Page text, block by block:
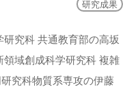
研究成果
究科 共通教育部の高坂
域創成科学研究科 複雑
究科物質系専攻の伊藤